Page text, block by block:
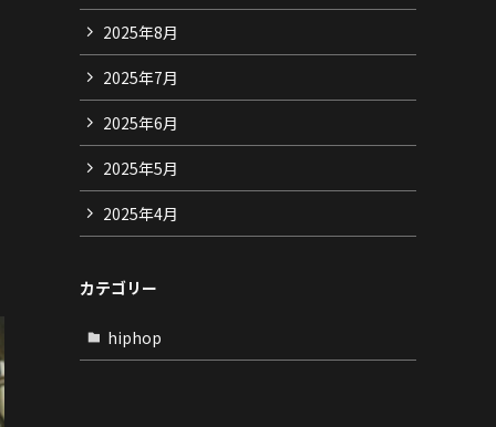
2025年8月
2025年7月
2025年6月
2025年5月
2025年4月
カテゴリー
hiphop